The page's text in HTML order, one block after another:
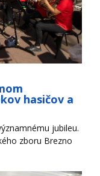
hasičov a
jubileu.
zboru Brezno